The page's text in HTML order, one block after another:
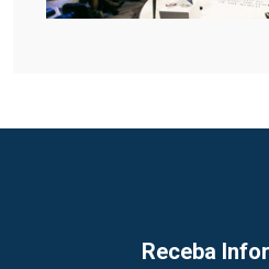
Receba